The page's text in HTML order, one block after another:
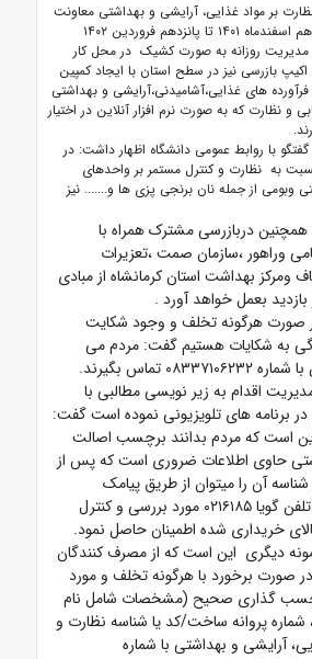
بر مواد غذایی، آرایشی و بهداشتی معاونت
از پانزدهم اسفندماه ۱۴۰۱ تا پانزدهم فروردین ۱۴۰۲
مدیریت روزانه به صورت کشیک در محل کار
بازرسی نیز در سطح استان با ایجاد کمپین
های غذایی،‌آشامیدنی،‌آرایشی و بهداشتی
و نظارت که به صورت نرم افزار آنلاین در اختیار
با روابط عمومی دانشگاه اظهار داشت: در
به نظارت و کنترل مستمر بر واحدهای
وبومی از جمله نان برنجی پزی ها و....... نیز
دربازرسی مشترک همراه با
وراهور ،سازمان صمت ،تعزیرات
ومرکز بهداشت استان کرمانشاه از مبادی
بعمل خواهد آورد .
در صورت هرگونه تخلف و وجود شکایت
به شکایات هستیم گفت: مردم می
تماس بگیرند.
اقدام به زیر نویسی مطالبی با
برنامه های تلویزیونی نموده است گفت:
است که مردم بدانند برچسب اصالت
حاوی اطلاعات ضروری است که پس از
آن را میتوان از طریق پیامک
۲۰۰۰۸۸۲۲ و یا شماره تلفن گویا ۰۲۱۶۱۸۵ مورد بررسی و کنترل
خریداری شده اطمینان حاصل نمود.
دیگری این است که از مصرف کنندگان
صورت برخورد با هرگونه تخلف و مورد
گذاری صحیح (مشخصات شامل نام
پروانه ساخت/کد یا شناسه نظارت و
آرایشی و بهداشتی با شماره